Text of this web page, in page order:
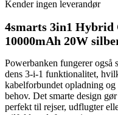
Kender ingen leverandør
4smarts 3in1 Hybrid
10000mAh 20W
Powerbanken fungerer også
dens 3-i-1 funktionalitet,
kabelforbundet opladning
behov. Det smarte design
perfekt til rejser, udflugter